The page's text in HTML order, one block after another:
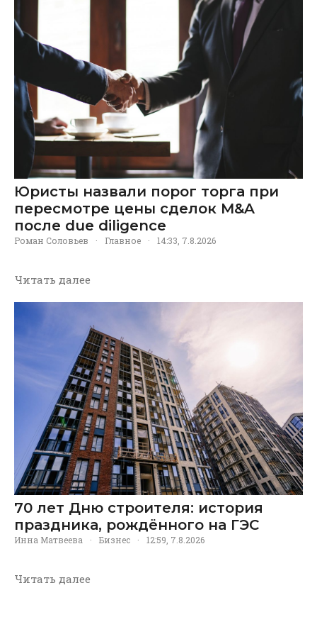
Юристы назвали порог торга при
пересмотре цены сделок M&A
после due diligence
Роман Соловьев · Главное · 14:33, 7.8.2026
Читать далее
70 лет Дню строителя: история
праздника, рождённого на ГЭС
Инна Матвеева · Бизнес · 12:59, 7.8.2026
Читать далее